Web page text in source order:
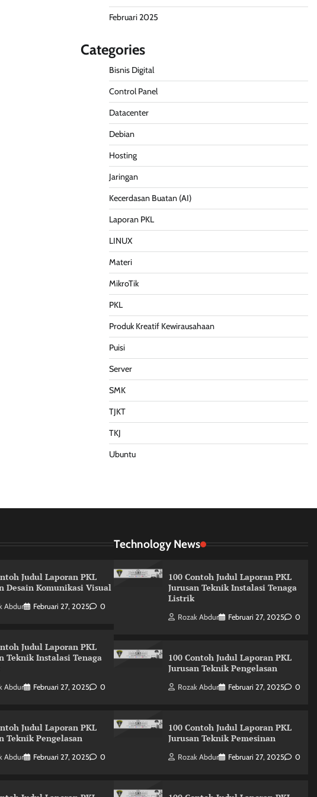
Februari 2025
Categories
Bisnis Digital
Control Panel
Datacenter
Debian
Hosting
Jaringan
Kecerdasan Buatan (AI)
Laporan PKL
LINUX
Materi
MikroTik
PKL
Produk Kreatif Kewirausahaan
Puisi
Server
SMK
TJKT
TKJ
Ubuntu
Judul Laporan PKL
Desain Komunikasi Visual
Abdur Februari 27, 2025 0
Judul Laporan PKL
Teknik Instalasi Tenaga
Abdur Februari 27, 2025 0
Judul Laporan PKL
Teknik Pengelasan
Abdur Februari 27, 2025 0
Technology News
100 Contoh Judul Laporan PKL
Jurusan Teknik Instalasi Tenaga
Listrik
Rozak Abdur Februari 27, 2025 0
100 Contoh Judul Laporan PKL
Jurusan Teknik Pengelasan
Rozak Abdur Februari 27, 2025 0
100 Contoh Judul Laporan PKL
Jurusan Teknik Pemesinan
Rozak Abdur Februari 27, 2025 0